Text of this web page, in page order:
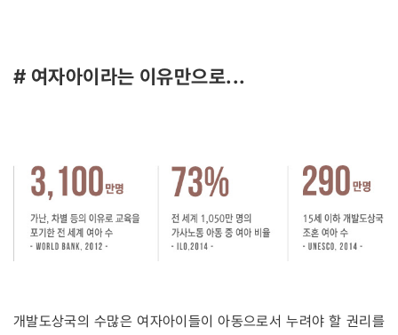
# 여자아이라는 이유만으로...
개발도상국의 수많은 여자아이들이 아동으로서 누려야 할 권리를